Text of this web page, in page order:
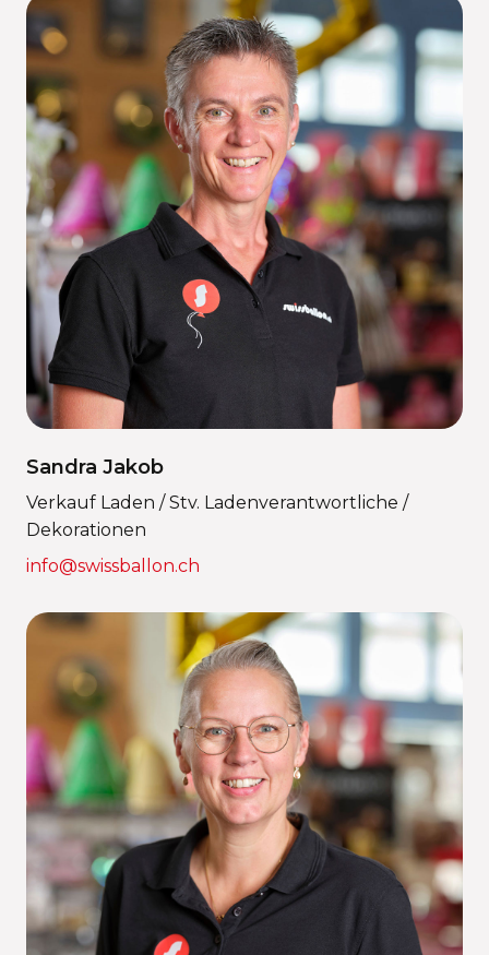
Sandra Jakob
Verkauf Laden / Stv. Ladenverantwortliche /
Dekorationen
info@swissballon.ch